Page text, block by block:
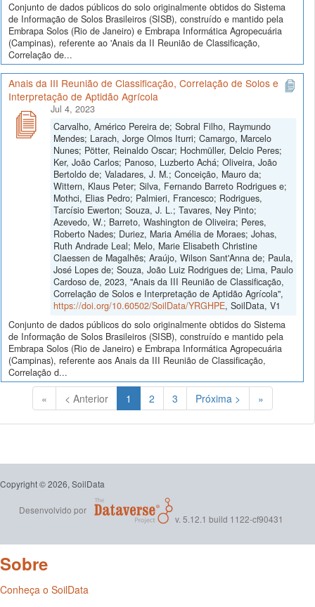
Conjunto de dados públicos do solo originalmente obtidos do Sistema
de Informação de Solos Brasileiros (SISB), construído e mantido pela
Embrapa Solos (Rio de Janeiro) e Embrapa Informática Agropecuária
(Campinas), referente ao 'Anais da II Reunião de Classificação,
Correlação de...
Anais da III Reunião de Classificação, Correlação de Solos e
Interpretação de Aptidão Agrícola
Jul 4, 2023
Carvalho, Américo Pereira de; Sobral Filho, Raymundo
Mendes; Larach, Jorge Olmos Iturri; Camargo, Marcelo
Nunes; Pötter, Reinaldo Oscar; Hochmüller, Delcio Peres;
Ker, João Carlos; Panoso, Luzberto Achá; Oliveira, João
Bertoldo de; Valadares, J. M.; Conceição, Mauro da;
Wittern, Klaus Peter; Silva, Fernando Barreto Rodrigues e;
Mothci, Elias Pedro; Palmieri, Francesco; Rodrigues,
Tarcísio Ewerton; Souza, J. L.; Tavares, Ney Pinto;
Azevedo, W.; Barreto, Washington de Oliveira; Peres,
Roberto Nades; Duriez, Maria Amélia de Moraes; Johas,
Ruth Andrade Leal; Melo, Marie Elisabeth Christine
Claessen de Magalhẽs; Araújo, Wilson Sant'Anna de; Paula,
José Lopes de; Souza, João Luiz Rodrigues de; Lima, Paulo
Cardoso de, 2023, "Anais da III Reunião de Classificação,
Correlação de Solos e Interpretação de Aptidão Agrícola",
https://doi.org/10.60502/SoilData/YRGHPE, SoilData, V1
Conjunto de dados públicos do solo originalmente obtidos do Sistema
de Informação de Solos Brasileiros (SISB), construído e mantido pela
Embrapa Solos (Rio de Janeiro) e Embrapa Informática Agropecuária
(Campinas), referente aos Anais da III Reunião de Classificação,
Correlação d...
« < Anterior 1 (Atual)
2 3 Próxima > »
Copyright © 2026, SoilData
Desenvolvido por
v. 5.12.1 build 1122-cf90431
Sobre
Conheça o SoilData